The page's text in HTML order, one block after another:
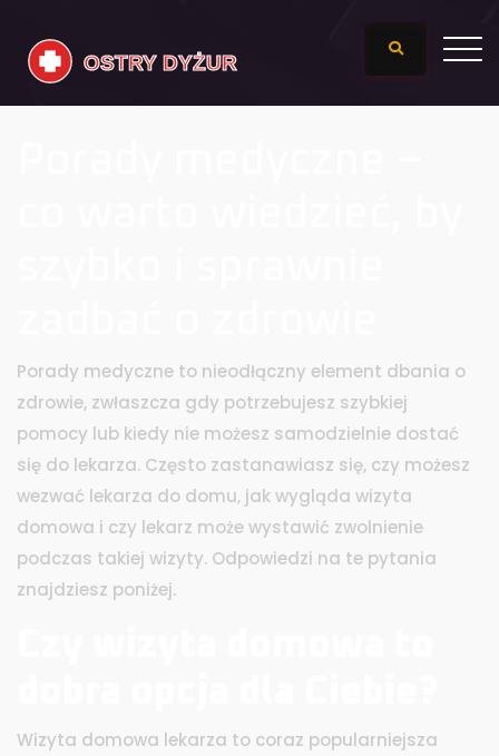
Porady medyczne to nieodłączny element dbania o
zdrowie, zwłaszcza gdy potrzebujesz szybkiej
pomocy lub kiedy nie możesz samodzielnie dostać
się do lekarza. Często zastanawiasz się, czy możesz
wezwać lekarza do domu, jak wygląda wizyta
domowa i czy lekarz może wystawić zwolnienie
podczas takiej wizyty. Odpowiedzi na te pytania
znajdziesz poniżej.
Wizyta domowa lekarza to coraz popularniejsza